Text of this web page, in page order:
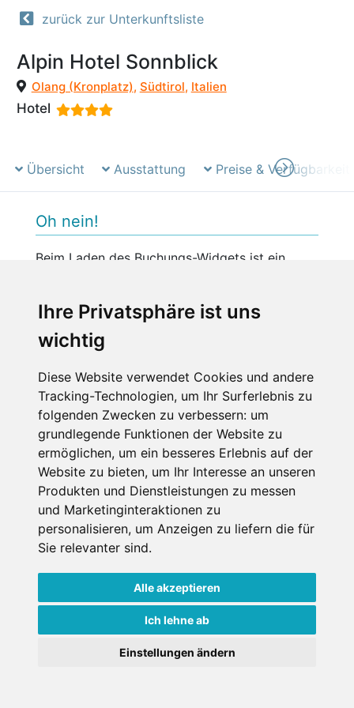
Ihre Privatsphäre ist uns
wichtig
Diese Website verwendet Cookies und andere
Tracking-Technologien, um Ihr Surferlebnis zu
folgenden Zwecken zu verbessern: um
grundlegende Funktionen der Website zu
ermöglichen, um ein besseres Erlebnis auf der
Website zu bieten, um Ihr Interesse an unseren
Produkten und Dienstleistungen zu messen
und Marketinginteraktionen zu
personalisieren, um Anzeigen zu liefern die für
Sie relevanter sind.
Alle akzeptieren
Ich lehne ab
Einstellungen ändern
zurück zur Unterkunftsliste
Alpin Hotel Sonnblick
Olang (Kronplatz), Südtirol, Italien
Hotel
Übersicht Ausstattung Preise & Verfügbarkeit
Oh nein!
Beim Laden des Buchungs-Widgets ist ein
Datenschutzbedingungen
Nutzungsbedingungen Impressum Kontakt
Copyright © Schneemenschen GmbH 2026